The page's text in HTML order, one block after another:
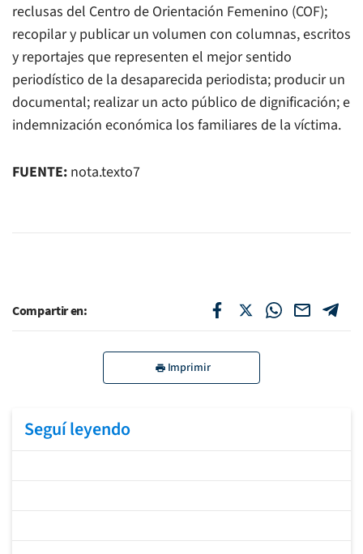
reclusas del Centro de Orientación Femenino (COF);
recopilar y publicar un volumen con columnas, escritos
y reportajes que representen el mejor sentido
periodístico de la desaparecida periodista; producir un
documental; realizar un acto público de dignificación; e
indemnización económica los familiares de la víctima.
FUENTE: nota.texto7
Compartir en:
Imprimir
Seguí leyendo